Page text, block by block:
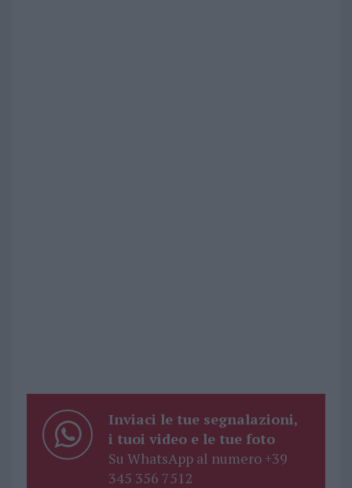
Inviaci le tue segnalazioni,
i tuoi video e le tue foto
Su WhatsApp al numero +39
345 356 7512